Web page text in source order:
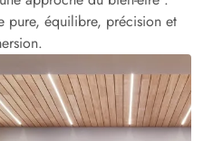
pure, équilibre, précision et